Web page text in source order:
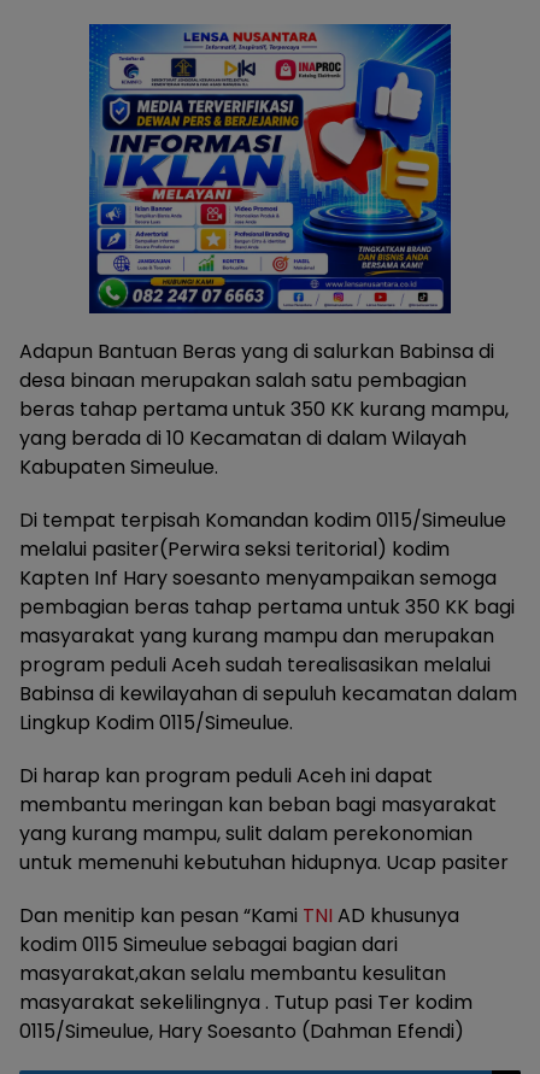
Adapun Bantuan Beras yang di salurkan Babinsa di
desa binaan merupakan salah satu pembagian
beras tahap pertama untuk 350 KK kurang mampu,
yang berada di 10 Kecamatan di dalam Wilayah
Kabupaten Simeulue.
Di tempat terpisah Komandan kodim 0115/Simeulue
melalui pasiter(Perwira seksi teritorial) kodim
Kapten Inf Hary soesanto menyampaikan semoga
pembagian beras tahap pertama untuk 350 KK bagi
masyarakat yang kurang mampu dan merupakan
program peduli Aceh sudah terealisasikan melalui
Babinsa di kewilayahan di sepuluh kecamatan dalam
Lingkup Kodim 0115/Simeulue.
Di harap kan program peduli Aceh ini dapat
membantu meringan kan beban bagi masyarakat
yang kurang mampu, sulit dalam perekonomian
untuk memenuhi kebutuhan hidupnya. Ucap pasiter
Dan menitip kan pesan “Kami TNI AD khusunya
kodim 0115 Simeulue sebagai bagian dari
masyarakat,akan selalu membantu kesulitan
masyarakat sekelilingnya . Tutup pasi Ter kodim
0115/Simeulue, Hary Soesanto (Dahman Efendi)